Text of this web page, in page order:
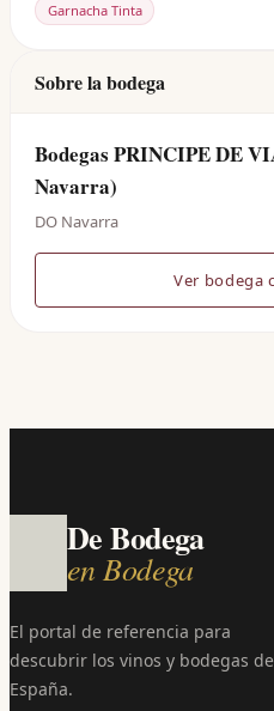
Garnacha Tinta
Sobre la bodega
Bodegas PRINCIPE DE
Navarra)
DO Navarra
Ver bodega
De Bodega
en Bodega
El portal de referencia para
descubrir los vinos y bodegas de
España.